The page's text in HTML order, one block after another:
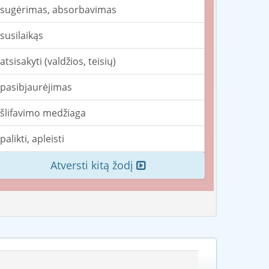
sugėrimas, absorbavimas
susilaikąs
atsisakyti (valdžios, teisių)
pasibjaurėjimas
šlifavimo medžiaga
palikti, apleisti
Atversti kitą žodį